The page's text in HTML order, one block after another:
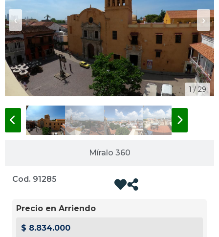
Míralo 360
1 / 29
‹ ›
Cod. 91285
Precio en Arriendo
$ 8.834.000